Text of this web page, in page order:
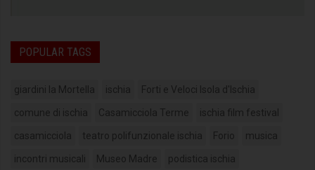
POPULAR TAGS
giardini la Mortella ischia Forti e Veloci Isola d'Ischia
comune di ischia Casamicciola Terme ischia film festival
casamicciola teatro polifunzionale ischia Forio musica
incontri musicali Museo Madre podistica ischia